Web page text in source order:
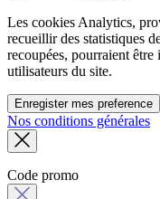
Les cookies Analytics,
recueillir des statistiques
recoupées, pourraient
utilisateurs du site.
Enregister mes preference
Nos conditions générales
Code promo